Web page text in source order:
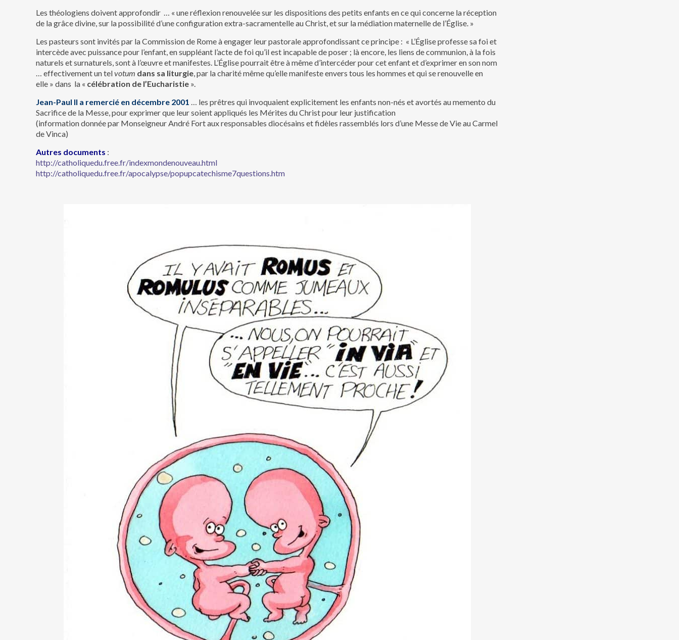
Les théologiens doivent approfondir … « une réflexion renouvelée sur les dispositions des petits enfants en ce qui concerne la réception
de la grâce divine, sur la possibilité d’une configuration extra-sacramentelle au Christ, et sur la médiation maternelle de l’Église. »
Les pasteurs sont invités par la Commission de Rome à engager leur pastorale approfondissant ce principe : « L’Église professe sa foi et
intercède avec puissance pour l’enfant, en suppléant l’acte de foi qu’il est incapable de poser ; là encore, les liens de communion, à la fois
naturels et surnaturels, sont à l’œuvre et manifestes. L’Église pourrait être à même d’intercéder pour cet enfant et d’exprimer en son nom
… effectivement un telvotum dans sa liturgie, par la charité même qu’elle manifeste envers tous les hommes et qui se renouvelle en
elle » dans la « célébration de l’Eucharistie ».
Jean-Paul II a remercié en décembre 2001 … les prêtres qui invoquaient explicitement les enfants non-nés et avortés au memento du
Sacrifice de la Messe, pour exprimer que leur soient appliqués les Mérites du Christ pour leur justification
(information donnée par Monseigneur André Fort aux responsables diocésains et fidèles rassemblés lors d’une Messe de Vie au Carmel
de Vinca)
Autres documents :
http://catholiquedu.free.fr/indexmondenouveau.html
http://catholiquedu.free.fr/apocalypse/popupcatechisme7questions.htm